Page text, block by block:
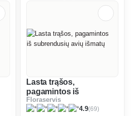
Lasta trąšos,
pagamintos iš
subrendusių avių
išmatų
Floraservis
4.9(69)